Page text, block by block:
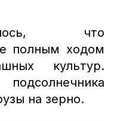
что
полным ходом
культур.
на зерно.